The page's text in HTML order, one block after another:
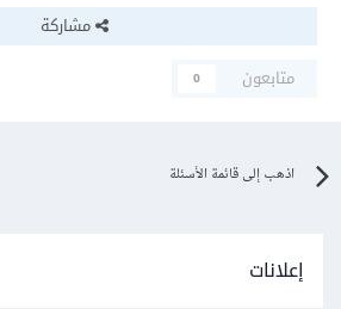
مشاركة
متابعون
0
اذهب إلى قائمة الأسئلة
إعلانات